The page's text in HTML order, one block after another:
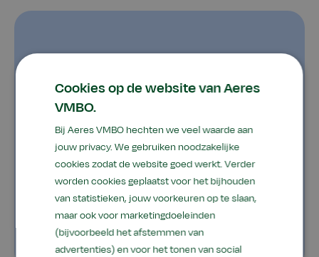
Cookies op de website van Aeres
VMBO.
Bij Aeres VMBO hechten we veel waarde aan
jouw privacy. We gebruiken noodzakelijke
cookies zodat de website goed werkt. Verder
worden cookies geplaatst voor het bijhouden
van statistieken, jouw voorkeuren op te slaan,
maar ook voor marketingdoeleinden
(bijvoorbeeld het afstemmen van
advertenties) en voor het tonen van social